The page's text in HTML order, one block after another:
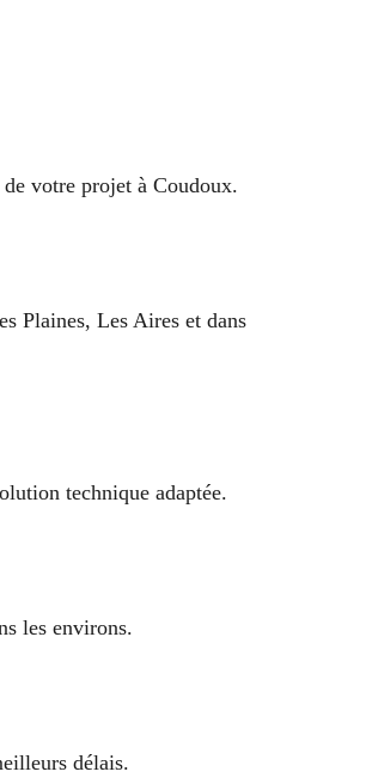
votre projet à Coudoux.
Plaines, Les Aires et dans
technique adaptée.
les environs.
délais.